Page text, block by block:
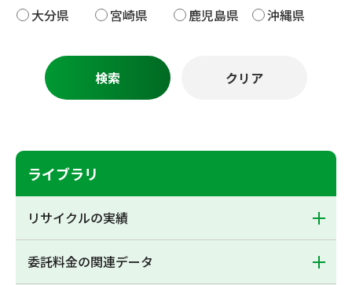
大分県
宮崎県 鹿児島県 沖縄県
ライブラリ
リサイクルの実績
委託料金の関連データ